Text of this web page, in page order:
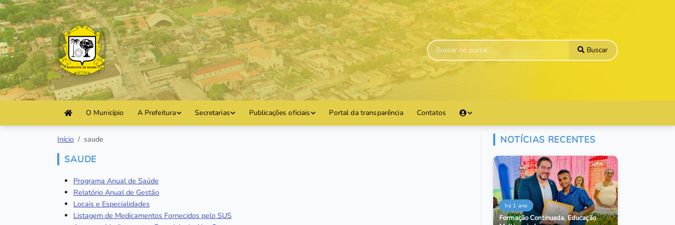
Buscar
O Município A Prefeitura Secretarias Publicações oficiais Portal da transparência Contatos
Início saude
SAUDE
Programa Anual de Saúde
Relatório Anual de Gestão
Locais e Especialidades
Listagem de Medicamentos Fornecidos pelo SUS
NOTÍCIAS RECENTES
há 1 ano
Formação Continuada, Educação